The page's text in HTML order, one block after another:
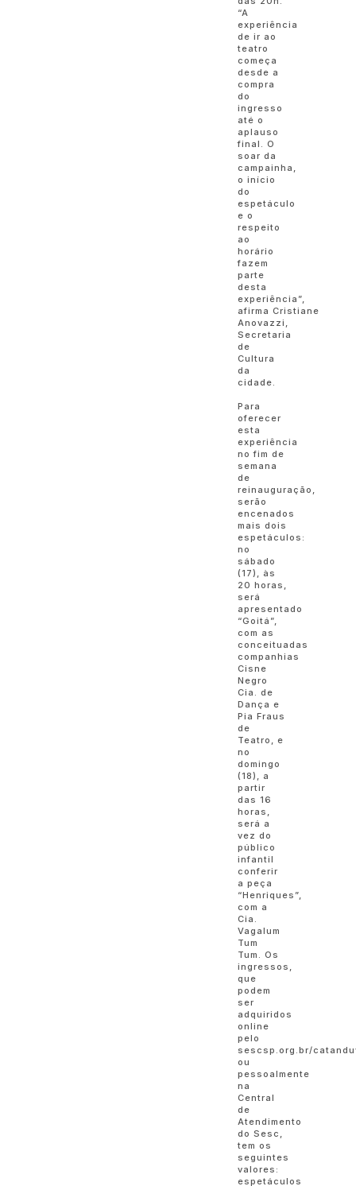
“A
experiência
de ir ao
teatro
começa
desde a
compra
do
ingresso
até o
aplauso
final. O
soar da
campainha,
o início
do
espetáculo
e o
respeito
ao
horário
fazem
parte
desta
experiência”,
afirma Cristiane
Anovazzi,
Secretaria
de
Cultura
da
cidade.
Para
oferecer
esta
experiência
no fim de
semana
de
reinauguração,
serão
encenados
mais dois
espetáculos:
no
sábado
(17), às
20 horas,
será
apresentado
“Goitá”,
com as
conceituadas
companhias
Cisne
Negro
Cia. de
Dança e
Pia Fraus
de
Teatro, e
no
domingo
(18), a
partir
das 16
horas,
será a
vez do
público
infantil
conferir
a peça
“Henriques”,
com a
Cia.
Vagalum
Tum
Tum. Os
ingressos,
que
podem
ser
adquiridos
online
pelo
sescsp.org.br/
ou
pessoalmente
na
Central
de
Atendimento
do Sesc,
tem os
seguintes
valores:
espetáculos